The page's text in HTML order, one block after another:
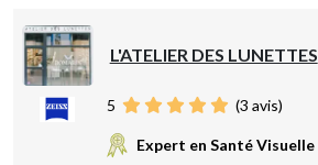
L'ATELIER DES LUNETTES
5 (3 avis)
Expert en Santé Visuelle